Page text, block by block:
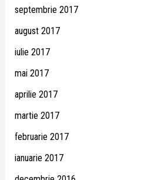
septembrie 2017
august 2017
iulie 2017
mai 2017
aprilie 2017
martie 2017
februarie 2017
ianuarie 2017